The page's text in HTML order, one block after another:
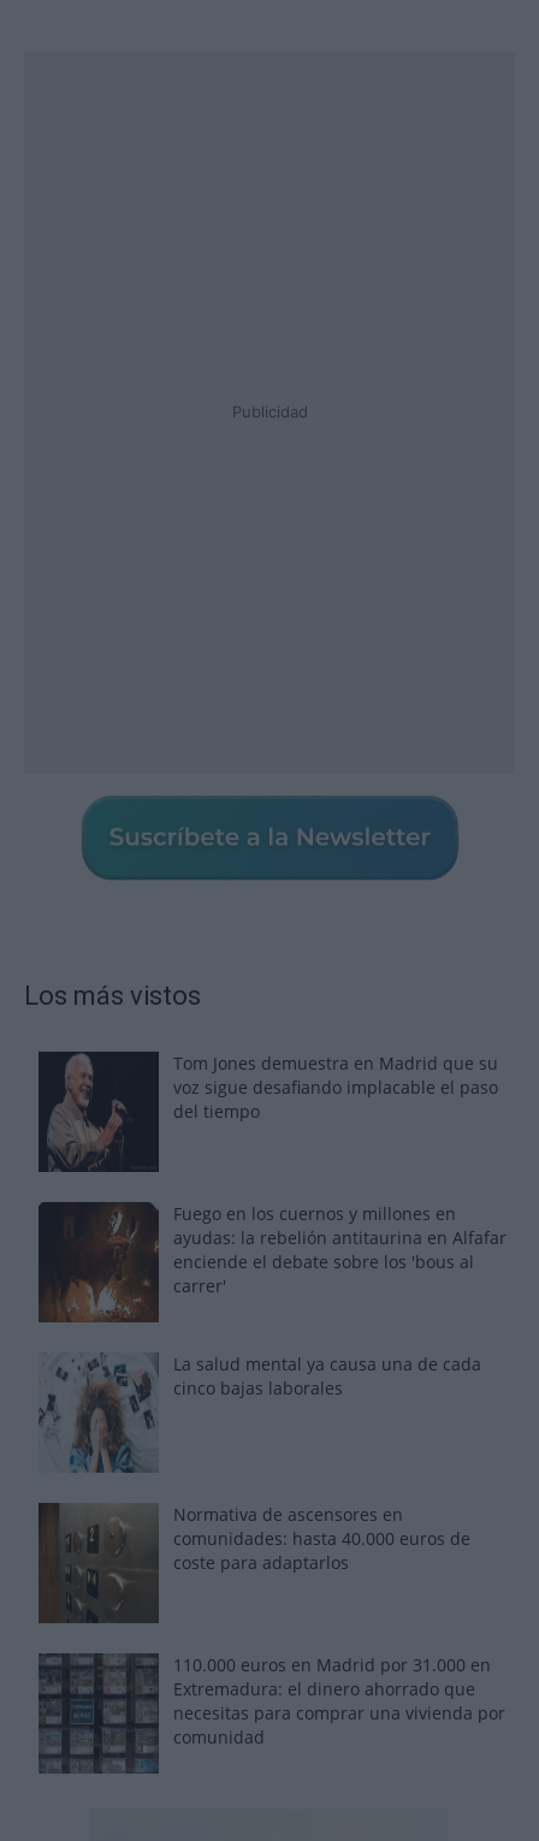
Publicidad
Los más vistos
Tom Jones demuestra en Madrid que su
voz sigue desafiando implacable el paso
del tiempo
Fuego en los cuernos y millones en
ayudas: la rebelión antitaurina en Alfafar
enciende el debate sobre los 'bous al
carrer'
La salud mental ya causa una de cada
cinco bajas laborales
Normativa de ascensores en
comunidades: hasta 40.000 euros de
coste para adaptarlos
110.000 euros en Madrid por 31.000 en
Extremadura: el dinero ahorrado que
necesitas para comprar una vivienda por
comunidad